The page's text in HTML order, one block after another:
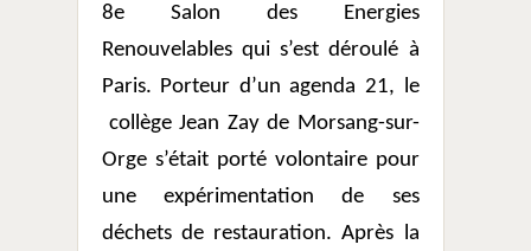
8e Salon des Energies
Renouvelables qui s’est déroulé à
Paris. Porteur d’un agenda 21, le
collège Jean Zay de Morsang-sur-
Orge s’était porté volontaire pour
une expérimentation de ses
déchets de restauration. Après la